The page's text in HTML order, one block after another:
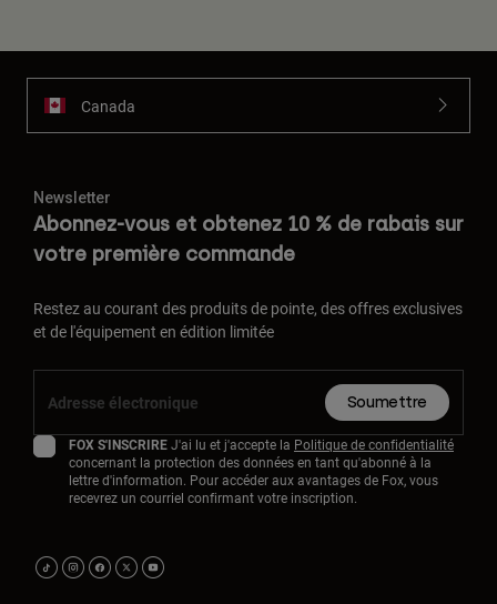
Canada
Newsletter
Abonnez-vous et obtenez 10 % de rabais sur
votre première commande
Restez au courant des produits de pointe, des offres exclusives
et de l'équipement en édition limitée
Soumettre
FOX S'INSCRIREJ'ai lu et j'accepte la Politique de confidentialité
concernant la protection des données en tant qu'abonné à la
lettre d'information. Pour accéder aux avantages de Fox, vous
recevrez un courriel confirmant votre inscription.